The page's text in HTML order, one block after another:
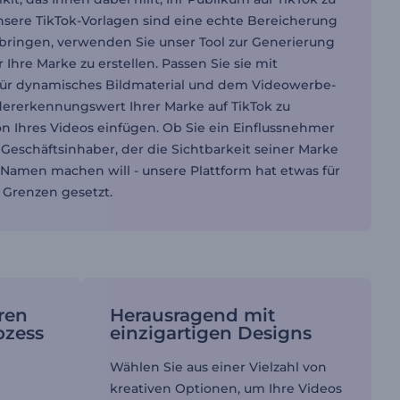
TikTok-Vorlagen sind eine echte Bereicherung
verwenden Sie unser Tool zur Generierung
Marke zu erstellen. Passen Sie sie mit
dynamisches Bildmaterial und dem Videowerbe-
Ihrer Marke auf TikTok zu
Videos einfügen. Ob Sie ein Einflussnehmer
der die Sichtbarkeit seiner Marke
machen will - unsere Plattform hat etwas für
gesetzt.
Herausragend mit
einzigartigen Designs
Wählen Sie aus einer Vielzahl von
kreativen Optionen, um Ihre Videos